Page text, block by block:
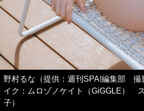
野村るな（提供：週刊SPA!編集部
イク：ムロゾノケイト（GiGGLE）
子）